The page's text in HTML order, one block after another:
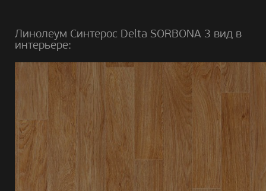
Линолеум Синтерос Delta SORBONA 3 вид в
интерьере: